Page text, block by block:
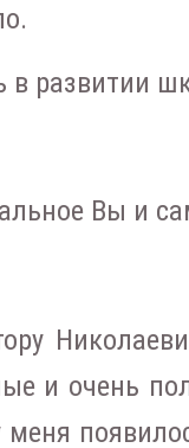
в развитии
Вы и
и очень